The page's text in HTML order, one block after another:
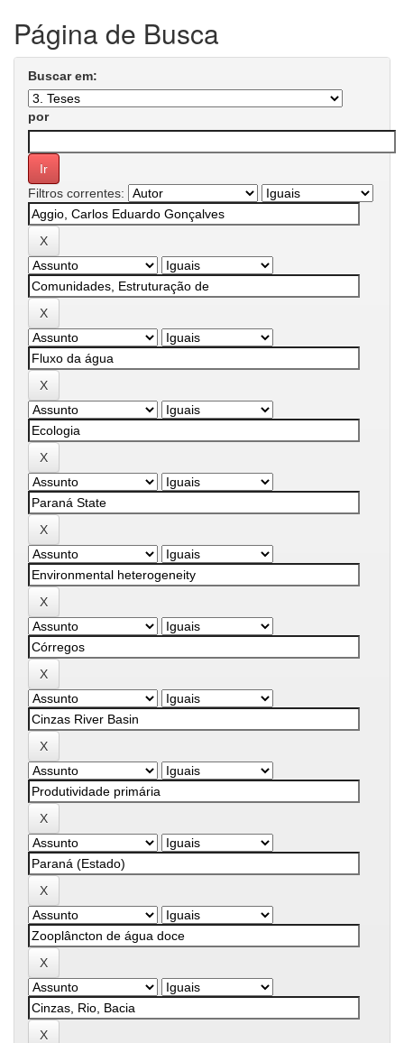
Página de Busca
Buscar em:
por
Filtros correntes: